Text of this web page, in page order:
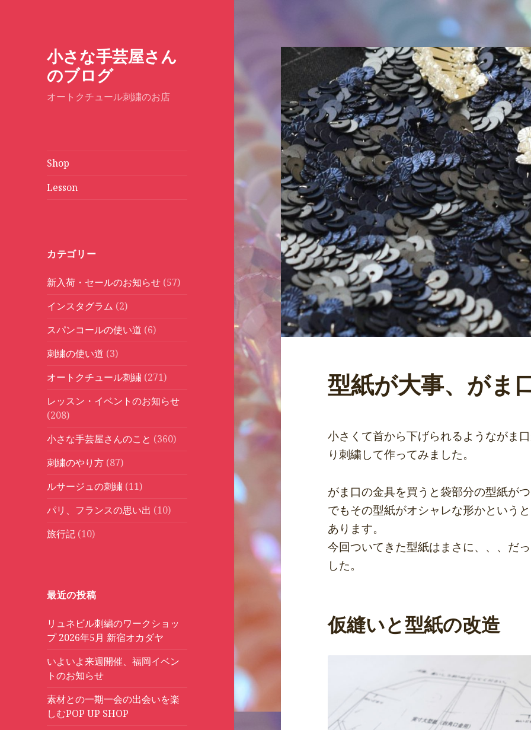
小さな手芸屋さん
のブログ
オートクチュール刺繍のお店
Shop
Lesson
カテゴリー
新入荷・セールのお知らせ (57)
インスタグラム (2)
スパンコールの使い道 (6)
刺繍の使い道 (3)
オートクチュール刺繍 (271)
レッスン・イベントのお知らせ
(208)
小さな手芸屋さんのこと (360)
刺繍のやり方 (87)
ルサージュの刺繍 (11)
パリ、フランスの思い出 (10)
旅行記 (10)
最近の投稿
リュネビル刺繍のワークショッ
プ 2026年5月 新宿オカダヤ
いよいよ来週開催、福岡イベン
トのお知らせ
素材との一期一会の出会いを楽
しむPOP UP SHOP
型紙が大事、がま
小さくて首から下げられるようながま
り刺繍して作ってみました。
がま口の金具を買うと袋部分の型紙が
でもその型紙がオシャレな形かという
あります。
今回ついてきた型紙はまさに、、、だ
した。
仮縫いと型紙の改造